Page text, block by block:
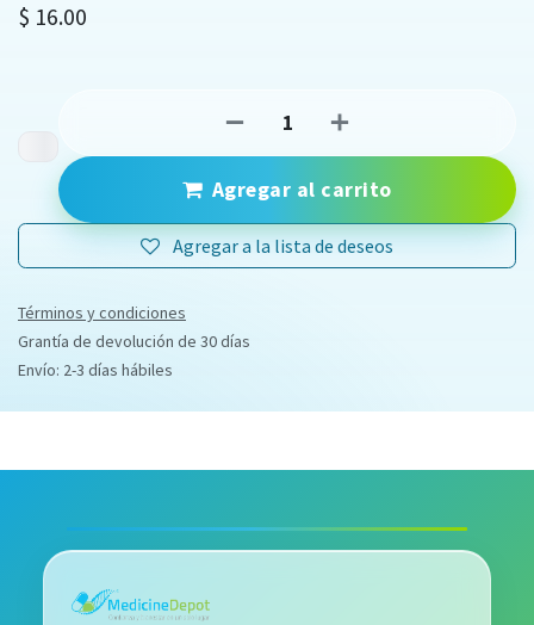
$ 16.00
Agregar al carrito
Agregar a la lista de deseos
Términos y condiciones
Grantía de devolución de 30 días
Envío: 2-3 días hábiles